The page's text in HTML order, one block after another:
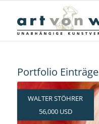
Portfolio Einträge
WALTER STÖHRER
56,000 USD